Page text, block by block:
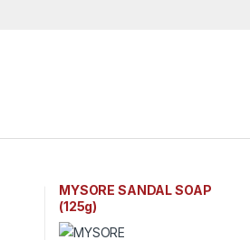
MYSORE SANDAL SOAP
(125g)